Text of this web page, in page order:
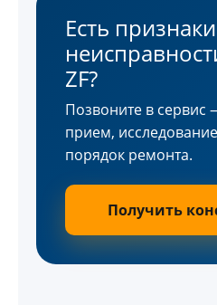
Есть признаки
ZF?
Позвоните в сервис
прием,
порядок ремонта.
Получить